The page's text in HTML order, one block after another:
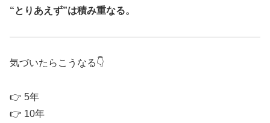
“とりあえず”は積み重なる。
気づいたらこうなる👇
👉 5年
👉 10年